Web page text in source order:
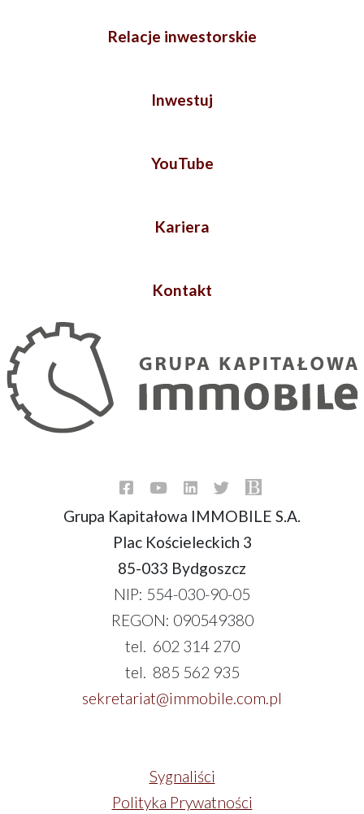
Relacje inwestorskie
Inwestuj
YouTube
Kariera
Kontakt
Grupa Kapitałowa IMMOBILE S.A.
Plac Kościeleckich 3
85-033 Bydgoszcz
NIP: 554-030-90-05
REGON: 090549380
tel. 602 314 270
tel. 885 562 935
sekretariat@immobile.com.pl
Sygnaliści
Polityka Prywatności